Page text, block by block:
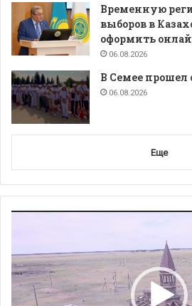
Временную
выборов в
оформить
06.08.2026
В Семее прошел
06.08.2026
Еще